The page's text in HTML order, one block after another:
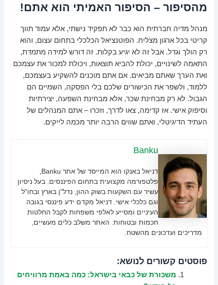
מהסיפור – הסיפור האמיתי הוא אתם!
מנהל מדיה חברתית הוא כבר לא תפקיד נישתי, אלא עמוד תווך
קריטי בכל ארגון מצליח. הפוטנציאל הכלכלי בתחום עצום, והוא
רק הולך וגדל. אבל זה לא יגיע בקלות. זה דורש למידה מתמדת,
התאמה לשינויים, יכולת להביא תוצאות, ויכולת למכור את עצמכם
ואת הערך שאתם מביאים. אם אתם מוכנים להשקיע בעצמכם,
ללמוד, ולשפר את הכישורים שלכם בלי הפסקה, השמיים הם
הגבול. לא רק מבחינת שכר, אלא מבחינת השפעה, יצירתיות
וסיפוק אישי. אז קדימה, צאו לדרך, וזכרו – אתם המנהלים של
העתיד הדיגיטלי, ואתם שווים הרבה יותר מכמה לייקים.
Banku
פלטפורמה מקצועית בתחום הפיננסים. בעל ניסיון
עשיר עם השקעות בשוק ההון, נדל"ן בארץ ובחו"ל
וגם כלכלי אישי. דניאל מקדם ידע פיננסי בגובה
העיניים ומסייע לאלפי משפחות לקבל החלטות
חכמות ובטוחות. האתר משלב כלים מעשיים,
מדריכים ועדכונים מהשטח.
פוסטים קשורים לנושא:
משכורת של כבאי בישראל: כמה באמת מרוויחים